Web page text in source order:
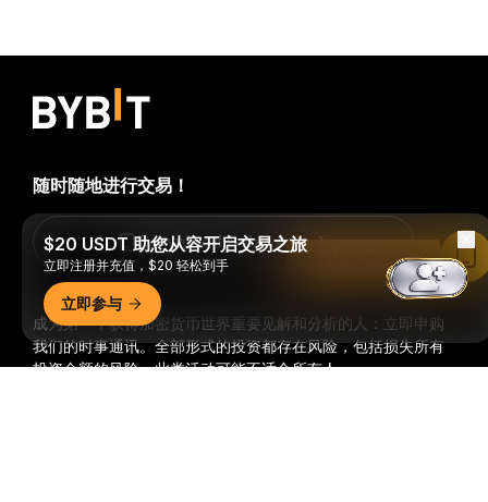
成为第一个获得加密货币世界重要见解和分析的人：立即申购
我们的时事通讯。全部形式的投资都存在风险，包括损失所有
投资金额的风险。此类活动可能不适合所有人。
随时随地进行交易！
Download Bybit App
$20 USDT 助您从容开启交易之旅
立即注册并充值，$20 轻松到手
立即参与
Read in Bybit App